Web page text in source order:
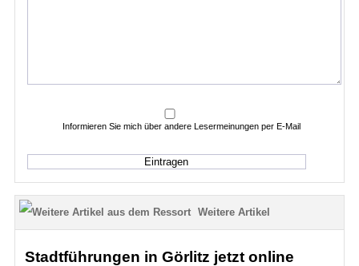
Informieren Sie mich über andere Lesermeinungen per E-Mail
Weitere Artikel
Stadtführungen in Görlitz jetzt online